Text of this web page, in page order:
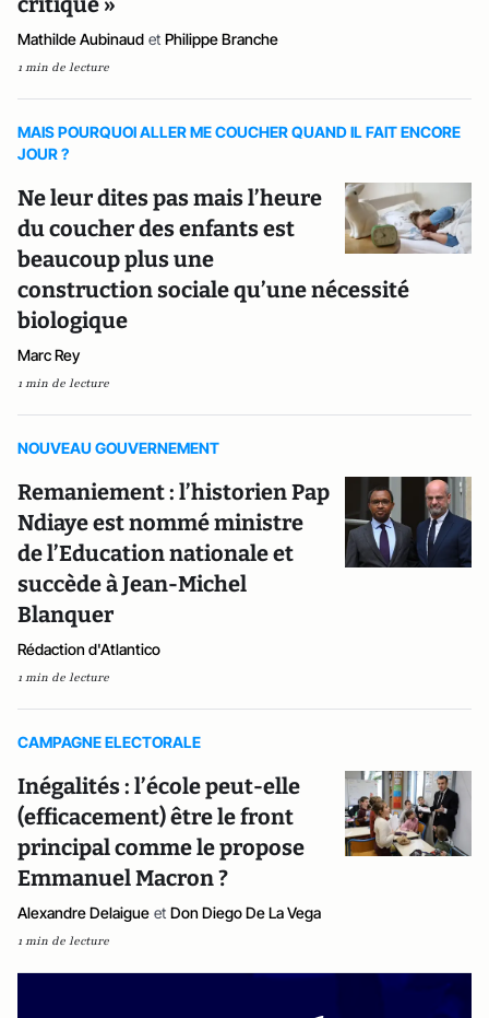
Mathilde Aubinaud et Philippe Branche
1 min de lecture
MAIS POURQUOI ALLER ME COUCHER QUAND IL FAIT ENCORE
JOUR ?
Ne leur dites pas mais l’heure
du coucher des enfants est
beaucoup plus une
construction sociale qu’une nécessité
biologique
Marc Rey
1 min de lecture
NOUVEAU GOUVERNEMENT
Remaniement : l’historien Pap
Ndiaye est nommé ministre
de l’Education nationale et
succède à Jean-Michel
Blanquer
Rédaction d'Atlantico
1 min de lecture
CAMPAGNE ELECTORALE
Inégalités : l’école peut-elle
(efficacement) être le front
principal comme le propose
Emmanuel Macron ?
Alexandre Delaigue et Don Diego De La Vega
1 min de lecture